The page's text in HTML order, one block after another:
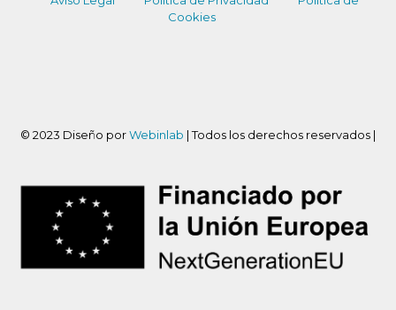
Cookies
© 2023 Diseño porWebinlab | Todos los derechos reservados |